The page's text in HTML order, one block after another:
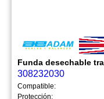
Funda desechable
308232030
Compatible:
Protección: